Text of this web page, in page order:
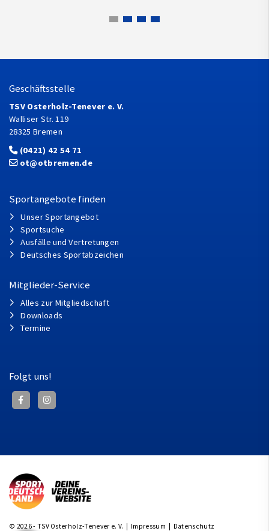
Geschäftsstelle
TSV Osterholz-Tenever e. V.
Walliser Str. 119
28325 Bremen
(0421) 42 54 71
ot@otbremen.de
Sportangebote finden
Unser Sportangebot
Sportsuche
Ausfälle und Vertretungen
Deutsches Sportabzeichen
Mitglieder-Service
Alles zur Mitgliedschaft
Downloads
Termine
Folgt uns!
© 2026 - TSV Osterholz-Tenever e. V. | Impressum | Datenschutz